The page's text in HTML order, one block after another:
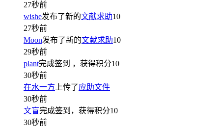
27秒前
wishe发布了新的文献求助10
27秒前
Moon发布了新的文献求助10
29秒前
plant完成签到 ，获得积分10
30秒前
在水一方 上传了应助文件
30秒前
文盲完成签到，获得积分10
30秒前